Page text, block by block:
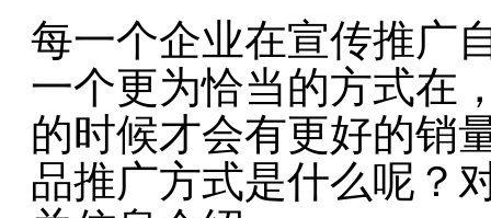
每一个企业在宣传推广
一个更为恰当的方式在
的时候才会有更好的销
品推广方式是什么呢？